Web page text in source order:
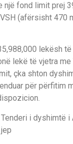
një fond limit prej
(afërsisht 470
lekësh të
lekë të vjetra me
çka shton
për përfitim